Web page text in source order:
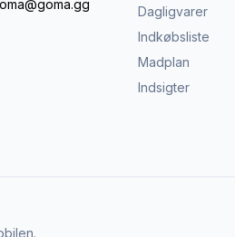
Dagligvarer
Indkøbsliste
Madplan
Indsigter